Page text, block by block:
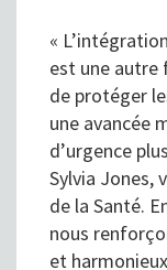
«
est une autre
de protéger
une avancée
d’urgence
Sylvia Jones,
de la Santé.
nous
et